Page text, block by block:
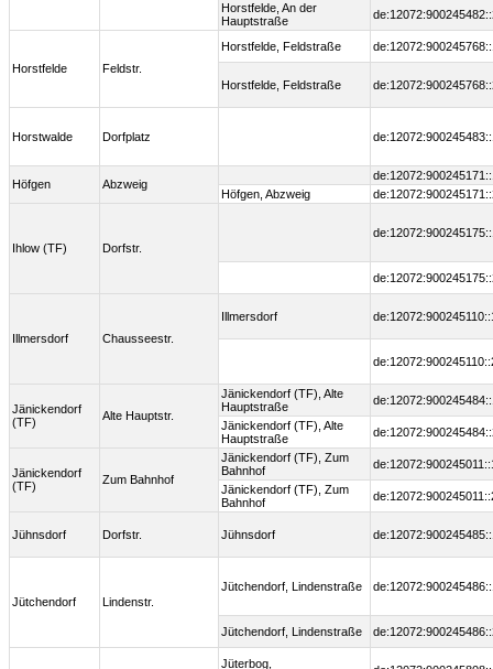
Horstfelde, An der
Hauptstraße
Horstfelde Feldstr.
Horstfelde, Feldstraße
Horstfelde, Feldstraße
Horstwalde Dorfplatz
Höfgen Abzweig
Höfgen, Abzweig
Ihlow (TF) Dorfstr.
Illmersdorf Chausseestr.
Illmersdorf
Jänickendorf
(TF)
Alte Hauptstr.
Jänickendorf (TF), Alte
Hauptstraße
Jänickendorf (TF), Alte
Hauptstraße
Jänickendorf
(TF)
Zum Bahnhof
Jänickendorf (TF), Zum
Bahnhof
Jänickendorf (TF), Zum
Bahnhof
Jühnsdorf Dorfstr. Jühnsdorf
Jütchendorf Lindenstr.
Jütchendorf, Lindenstraße
Jütchendorf, Lindenstraße
Jüterbog,